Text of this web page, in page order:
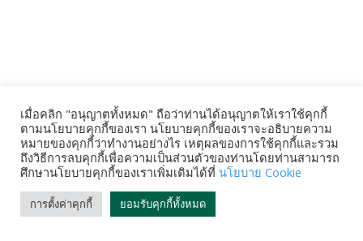
เมื่อคลิก "อนุญาตทั้งหมด" ถือว่าท่านได้อนุญาตให้เราใช้คุกกี้
ตามนโยบายคุกกี้ของเรา นโยบายคุกกี้ของเราจะอธิบายความ
หมายของคุกกี้ว่าทำงานอย่างไร เหตุผลของการใช้คุกกี้และรวม
ถึงวิธีการลบคุกกี้เพื่อความเป็นส่วนตัวของท่านโดยท่านสามารถ
ศึกษานโยบายคุกกี้ของเราเพิ่มเติมได้ที่ นโยบาย Cookie
การตั้งค่าคุกกี้ ยอมรับคุกกี้ทั้งหมด